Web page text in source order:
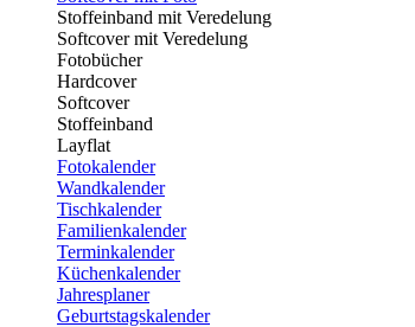
Stoffeinband mit Veredelung
Softcover mit Veredelung
Fotobücher
Hardcover
Softcover
Stoffeinband
Layflat
Fotokalender
Wandkalender
Tischkalender
Familienkalender
Terminkalender
Küchenkalender
Jahresplaner
Geburtstagskalender